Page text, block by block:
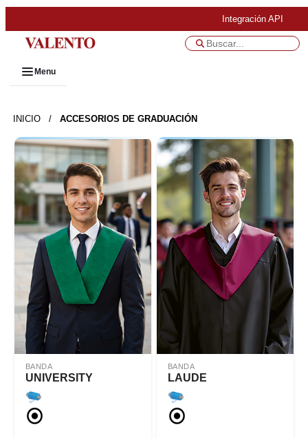
Integración API
Menu
INICIO / ACCESORIOS DE GRADUACIÓN
BANDA
UNIVERSITY
BANDA
LAUDE